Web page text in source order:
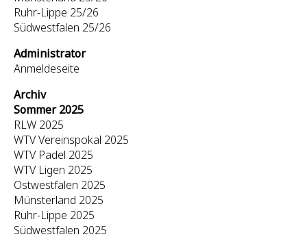
Ruhr-Lippe 25/26
Südwestfalen 25/26
Administrator
Anmeldeseite
Archiv
Sommer 2025
RLW 2025
WTV Vereinspokal 2025
WTV Padel 2025
WTV Ligen 2025
Ostwestfalen 2025
Münsterland 2025
Ruhr-Lippe 2025
Südwestfalen 2025